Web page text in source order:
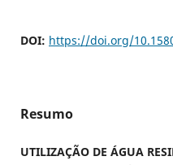
DOI: https://doi.org/
Resumo
UTILIZAÇÃO DE ÁGUA